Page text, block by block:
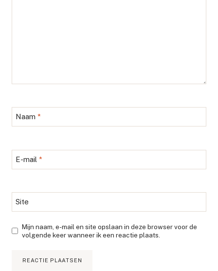
Naam *
E-mail *
Site
Mijn naam, e-mail en site opslaan in deze browser voor de
volgende keer wanneer ik een reactie plaats.